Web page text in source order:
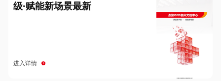
级·赋能新场景最新
进入详情